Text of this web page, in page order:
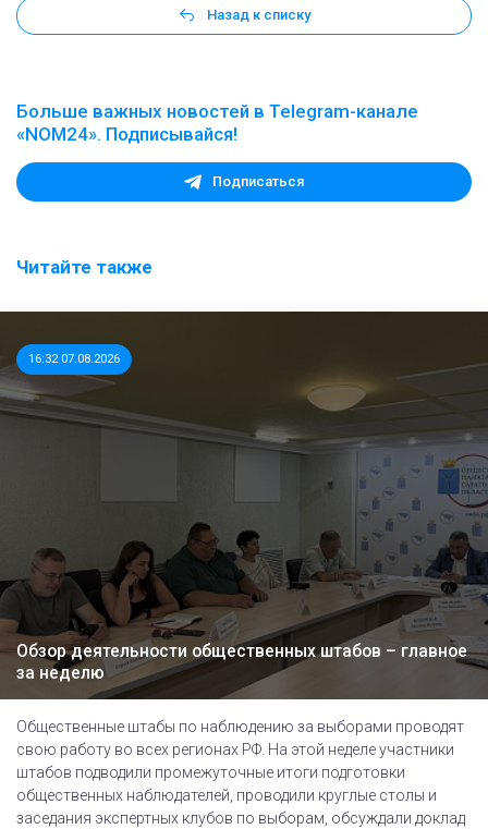
Назад к списку
Больше важных новостей в Telegram-канале
«NOM24». Подписывайся!
Подписаться
Читайте также
16:32 07.08.2026
Обзор деятельности общественных штабов – главное
за неделю
Общественные штабы по наблюдению за выборами проводят
свою работу во всех регионах РФ. На этой неделе участники
штабов подводили промежуточные итоги подготовки
общественных наблюдателей, проводили круглые столы и
заседания экспертных клубов по выборам, обсуждали доклад